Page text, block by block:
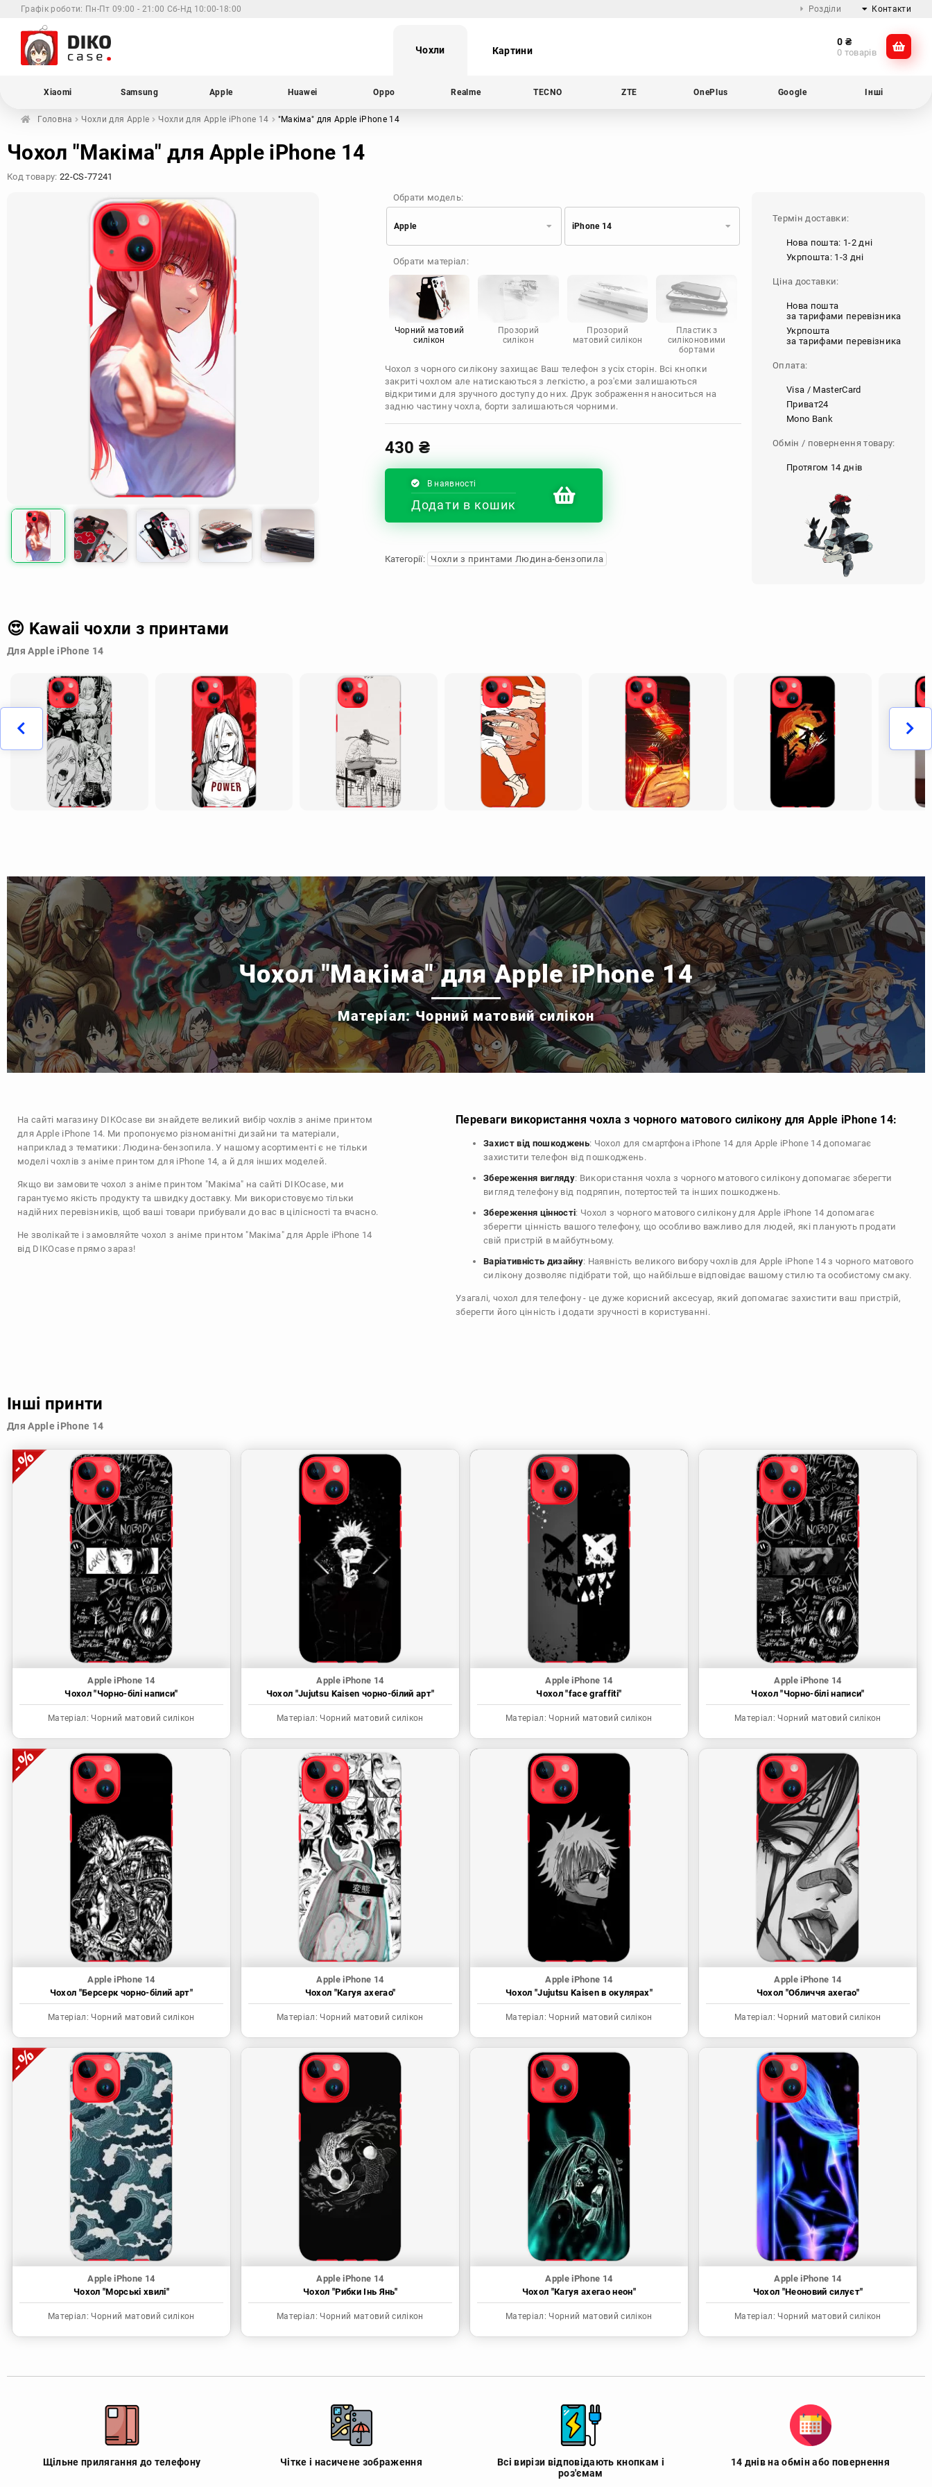
Графік роботи: Пн-Пт 09:00 - 21:00 Сб-Нд 10:00-18:00 Розділи Контакти
@dikocase
Чохли Картини
0 ₴
0 товарів
Xiaomi Samsung Apple Huawei Oppo Realme TECNO ZTE OnePlus Google Інші
Головна Чохли для Apple Чохли для Apple iPhone 14 "Макіма" для Apple iPhone 14
Чохол "Макіма" для Apple iPhone 14
Код товару: 22-CS-77241
Обрати модель:
Apple
Samsung
Apple
Oppo
Realme
OnePlus
Google
Doogee
Motorola
iPhone 14
Обрати матеріал:
Чорний матовий
силікон
Прозорий
силікон
Прозорий
матовий силікон
Пластик з
силіконовими
бортами
Чохол з чорного силікону захищає Ваш телефон з усіх сторін. Всі кнопки
закриті чохлом але натискаються з легкістю, а роз'єми залишаються
відкритими для зручного доступу до них. Друк зображення наноситься на
задню частину чохла, борти залишаються чорними.
430 ₴
В наявності
Додати в кошик
Категорії: Чохли з принтами Людина-бензопила
Термін доставки:
Нова пошта: 1-2 дні
Укрпошта: 1-3 дні
Ціна доставки:
Нова пошта
за тарифами перевізника
Укрпошта
за тарифами перевізника
Оплата:
Visa / MasterCard
Приват24
Mono Bank
Обмін / повернення товару:
Протягом 14 днів
😍 Kawaii чохли з принтами
Для Apple iPhone 14
Чохол "Макіма" для Apple iPhone 14
Матеріал: Чорний матовий силікон
На сайті магазину DIKOcase ви знайдете великий вибір чохлів з аніме принтом
для Apple iPhone 14. Ми пропонуємо різноманітні дизайни та матеріали,
наприклад з тематики:Людина-бензопила. У нашому асортименті є не тільки
моделі чохлів з аніме принтом для iPhone 14, а й для інших моделей.
Якщо ви замовите чохол з аніме принтом "Макіма" на сайті DIKOcase, ми
гарантуємо якість продукту та швидку доставку. Ми використовуємо тільки
надійних перевізників, щоб ваші товари прибували до вас в цілісності та вчасно.
Не зволікайте і замовляйте чохол з аніме принтом "Макіма" для Apple iPhone 14
від DIKOcase прямо зараз!
Переваги використання чохла з чорного матового силікону для Apple iPhone 14:
Захист від пошкоджень: Чохол для смартфона iPhone 14 для Apple iPhone 14 допомагає
захистити телефон від пошкоджень.
Збереження вигляду: Використання чохла з чорного матового силікону допомагає зберегти
вигляд телефону від подряпин, потертостей та інших пошкоджень.
Збереження цінності: Чохол з чорного матового силікону для Apple iPhone 14 допомагає
зберегти цінність вашого телефону, що особливо важливо для людей, які планують продати
свій пристрій в майбутньому.
Варіативність дизайну: Наявність великого вибору чохлів для Apple iPhone 14 з чорного матового
силікону дозволяє підібрати той, що найбільше відповідає вашому стилю та особистому смаку.
Узагалі, чохол для телефону - це дуже корисний аксесуар, який допомагає захистити ваш пристрій,
зберегти його цінність і додати зручності в користуванні.
Інші принти
Для Apple iPhone 14
Apple iPhone 14
Чохол "Чорно-білі написи"
Матеріал: Чорний матовий силікон
Apple iPhone 14
Чохол "Jujutsu Kaisen чорно-білий арт"
Матеріал: Чорний матовий силікон
Apple iPhone 14
Чохол "face graffiti"
Матеріал: Чорний матовий силікон
Apple iPhone 14
Чохол "Чорно-білі написи"
Матеріал: Чорний матовий силікон
Apple iPhone 14
Чохол "Берсерк чорно-білий арт"
Матеріал: Чорний матовий силікон
Apple iPhone 14
Чохол "Кагуя ахегао"
Матеріал: Чорний матовий силікон
Apple iPhone 14
Чохол "Jujutsu Kaisen в окулярах"
Матеріал: Чорний матовий силікон
Apple iPhone 14
Чохол "Обличчя ахегао"
Матеріал: Чорний матовий силікон
Apple iPhone 14
Чохол "Морські хвилі"
Матеріал: Чорний матовий силікон
Apple iPhone 14
Чохол "Рибки Інь Янь"
Матеріал: Чорний матовий силікон
Apple iPhone 14
Чохол "Кагуя ахегао неон"
Матеріал: Чорний матовий силікон
Apple iPhone 14
Чохол "Неоновий силуєт"
Матеріал: Чорний матовий силікон
Щільне прилягання до телефону Чітке і насичене зображення
Всі вирізи відповідають кнопкам і
роз'ємам
14 днів на обмін або повернення